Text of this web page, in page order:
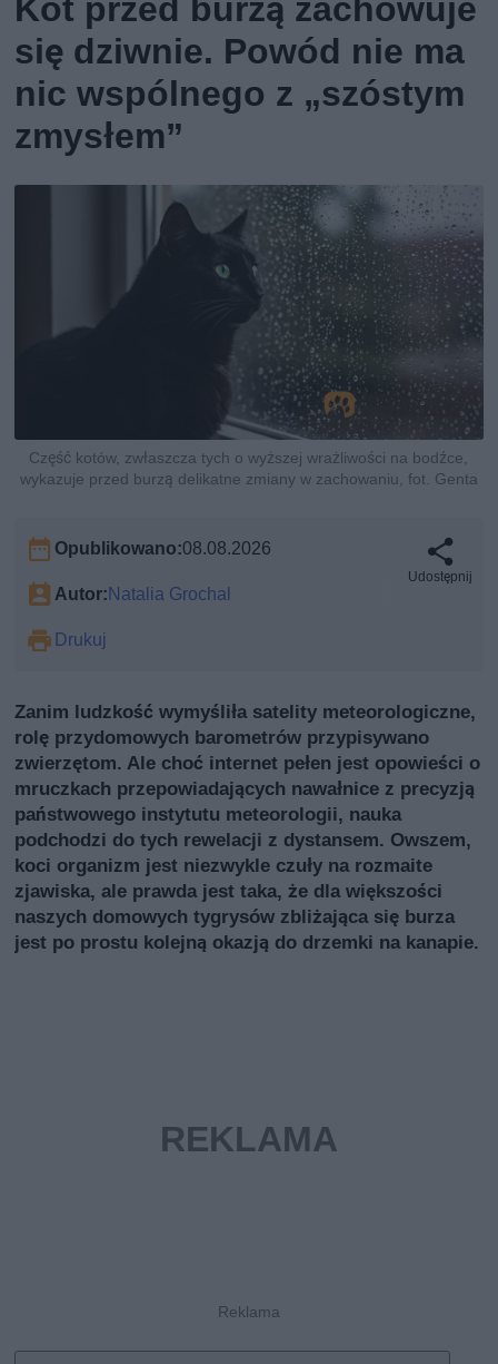
Kot przed burzą zachowuje
się dziwnie. Powód nie ma
nic wspólnego z „szóstym
zmysłem”
Część kotów, zwłaszcza tych o wyższej wrażliwości na bodźce,
wykazuje przed burzą delikatne zmiany w zachowaniu, fot. Genta
Opublikowano:08.08.2026
Autor: Natalia Grochal
Drukuj
Udostępnij
Zanim ludzkość wymyśliła satelity meteorologiczne,
rolę przydomowych barometrów przypisywano
zwierzętom. Ale choć internet pełen jest opowieści o
mruczkach przepowiadających nawałnice z precyzją
państwowego instytutu meteorologii, nauka
podchodzi do tych rewelacji z dystansem. Owszem,
koci organizm jest niezwykle czuły na rozmaite
zjawiska, ale prawda jest taka, że dla większości
naszych domowych tygrysów zbliżająca się burza
jest po prostu kolejną okazją do drzemki na kanapie.